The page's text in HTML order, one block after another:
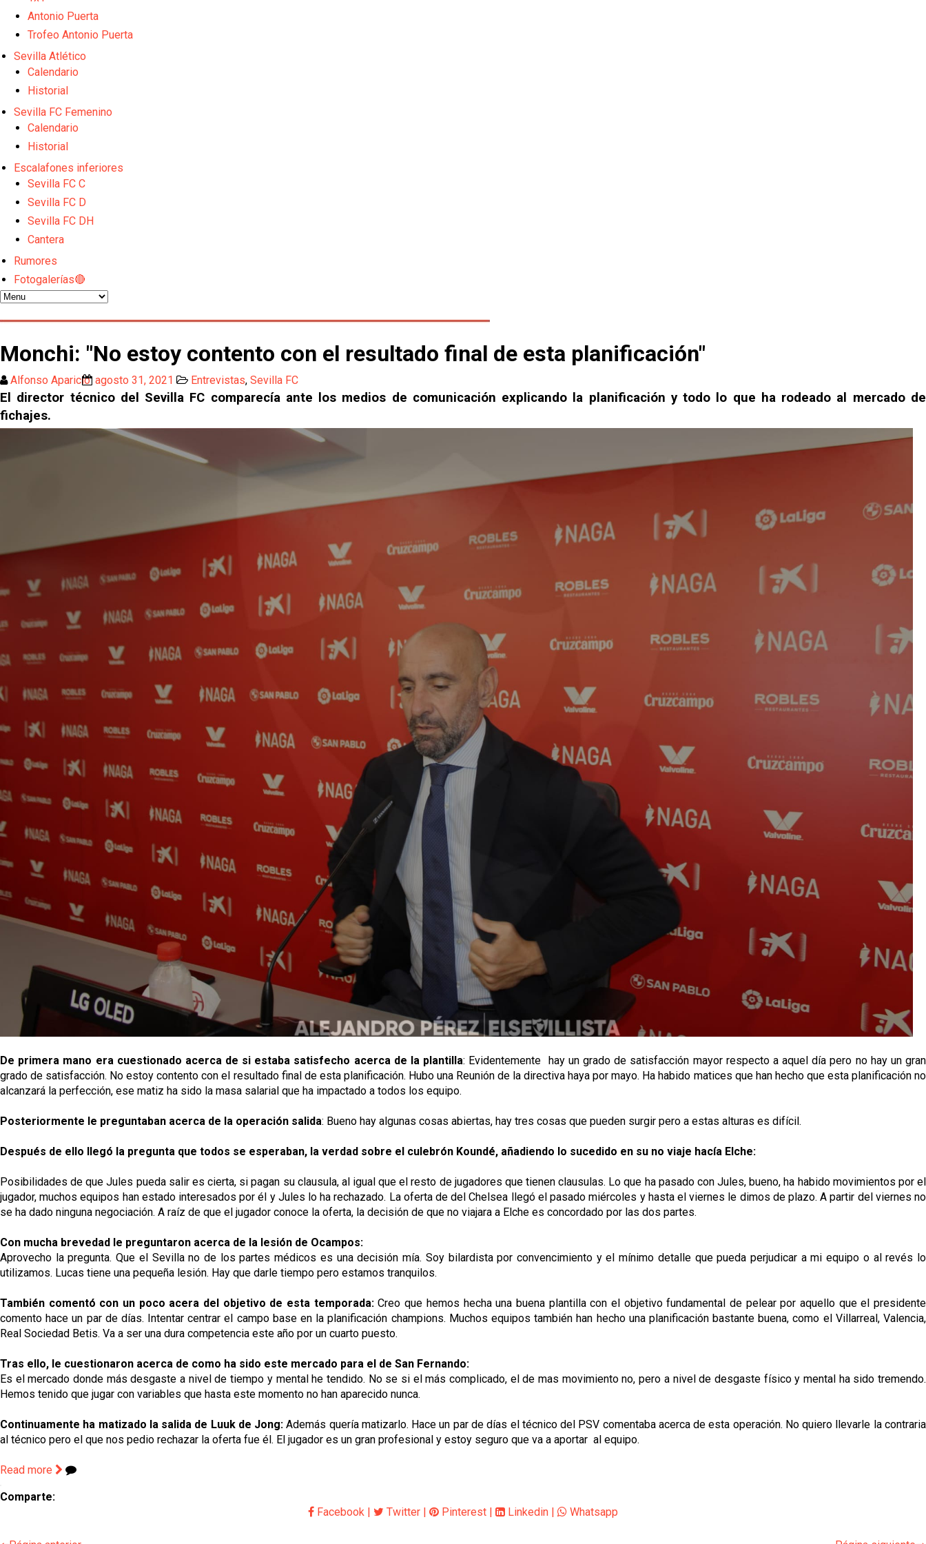
Vargas y Sow se incorporan al grupo en la sesión del martes
Odysseas Vlachodimos: “El objetivo es mejorar la temporada pasada”
Opinión | "Carta abierta a Alberto Flores" por Rafa García
Antonio Puerta
Trofeo Antonio Puerta
Sevilla Atlético
Calendario
Historial
Sevilla FC Femenino
Calendario
Historial
Escalafones inferiores
Sevilla FC C
Sevilla FC D
Sevilla FC DH
Cantera
Rumores
Fotogalerías🔴
Monchi: "No estoy contento con el resultado final de esta planificación"
Alfonso Aparicio agosto 31, 2021 Entrevistas, Sevilla FC
El director técnico del Sevilla FC comparecía ante los medios de comunicación explicando la planificación y todo lo que ha rodeado al mercado de
fichajes.
De primera mano era cuestionado acerca de si estaba satisfecho acerca de la plantilla: Evidentemente hay un grado de satisfacción mayor respecto a aquel día pero no hay un gran
grado de satisfacción. No estoy contento con el resultado final de esta planificación. Hubo una Reunión de la directiva haya por mayo. Ha habido matices que han hecho que esta planificación no
alcanzará la perfección, ese matiz ha sido la masa salarial que ha impactado a todos los equipo.
Posteriormente le preguntaban acerca de la operación salida: Bueno hay algunas cosas abiertas, hay tres cosas que pueden surgir pero a estas alturas es difícil.
Después de ello llegó la pregunta que todos se esperaban, la verdad sobre el culebrón Koundé, añadiendo lo sucedido en su no viaje hacía Elche:
Posibilidades de que Jules pueda salir es cierta, si pagan su clausula, al igual que el resto de jugadores que tienen clausulas. Lo que ha pasado con Jules, bueno, ha habido movimientos por el
jugador, muchos equipos han estado interesados por él y Jules lo ha rechazado. La oferta de del Chelsea llegó el pasado miércoles y hasta el viernes le dimos de plazo. A partir del viernes no
se ha dado ninguna negociación. A raíz de que el jugador conoce la oferta, la decisión de que no viajara a Elche es concordado por las dos partes.
Con mucha brevedad le preguntaron acerca de la lesión de Ocampos:
Aprovecho la pregunta. Que el Sevilla no de los partes médicos es una decisión mía. Soy bilardista por convencimiento y el mínimo detalle que pueda perjudicar a mi equipo o al revés lo
utilizamos. Lucas tiene una pequeña lesión. Hay que darle tiempo pero estamos tranquilos.
También comentó con un poco acera del objetivo de esta temporada:Creo que hemos hecha una buena plantilla con el objetivo fundamental de pelear por aquello que el presidente
comento hace un par de días. Intentar centrar el campo base en la planificación champions. Muchos equipos también han hecho una planificación bastante buena, como el Villarreal, Valencia,
Real Sociedad Betis. Va a ser una dura competencia este año por un cuarto puesto.
Tras ello, le cuestionaron acerca de como ha sido este mercado para el de San Fernando:
Es el mercado donde más desgaste a nivel de tiempo y mental he tendido. No se si el más complicado, el de mas movimiento no, pero a nivel de desgaste físico y mental ha sido tremendo.
Hemos tenido que jugar con variables que hasta este momento no han aparecido nunca.
Continuamente ha matizado la salida de Luuk de Jong:Además quería matizarlo. Hace un par de días el técnico del PSV comentaba acerca de esta operación. No quiero llevarle la contraria
al técnico pero el que nos pedio rechazar la oferta fue él. El jugador es un gran profesional y estoy seguro que va a aportar al equipo.
Read more
Comparte:
Facebook | Twitter | Pinterest | Linkedin | Whatsapp